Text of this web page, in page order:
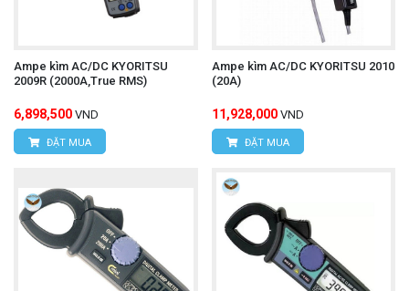
Ampe kìm AC/DC KYORITSU
2009R (2000A,True RMS)
6,898,500 VND
ĐẶT MUA
Ampe kìm AC/DC KYORITSU 2010
(20A)
11,928,000 VND
ĐẶT MUA